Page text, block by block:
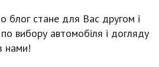
блог стане для Вас другом і
вибору автомобіля і догляду
нами!